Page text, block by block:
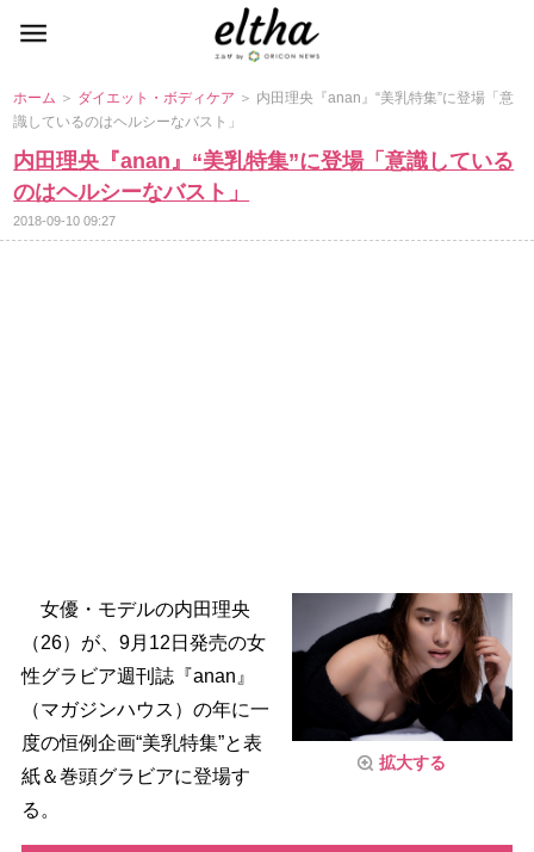
ホーム ＞ ダイエット・ボディケア ＞ 内田理央『anan』“美乳特集”に登場「意
識しているのはヘルシーなバスト」
内田理央『anan』“美乳特集”に登場「意識している
のはヘルシーなバスト」
2018-09-10 09:27
拡大する
女優・モデルの内田理央
（26）が、9月12日発売の女
性グラビア週刊誌『anan』
（マガジンハウス）の年に一
度の恒例企画“美乳特集”と表
紙＆巻頭グラビアに登場す
る。